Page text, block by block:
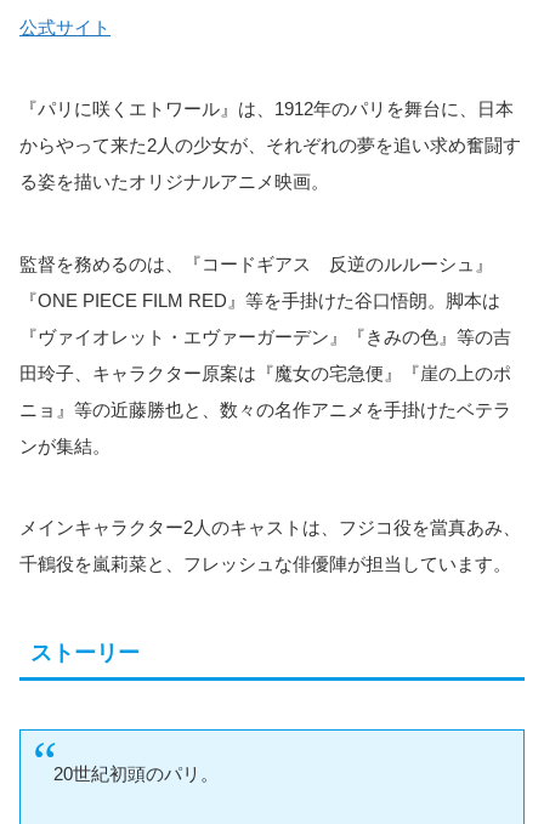
公式サイト
『パリに咲くエトワール』は、1912年のパリを舞台に、日本
からやって来た2人の少女が、それぞれの夢を追い求め奮闘す
る姿を描いたオリジナルアニメ映画。
監督を務めるのは、『コードギアス 反逆のルルーシュ』
『ONE PIECE FILM RED』等を手掛けた谷口悟朗。脚本は
『ヴァイオレット・エヴァーガーデン』『きみの色』等の吉
田玲子、キャラクター原案は『魔女の宅急便』『崖の上のポ
ニョ』等の近藤勝也と、数々の名作アニメを手掛けたベテラ
ンが集結。
メインキャラクター2人のキャストは、フジコ役を當真あみ、
千鶴役を嵐莉菜と、フレッシュな俳優陣が担当しています。
ストーリー
20世紀初頭のパリ。